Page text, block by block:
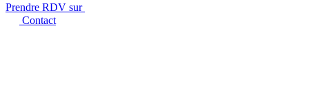
Prendre RDV sur
Contact